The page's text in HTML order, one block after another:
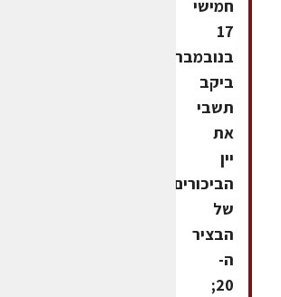
חמישי
17
בנובמבר
ביקב
תשבי
את
יין
הביכורים
של
הבציר
ה-
20;